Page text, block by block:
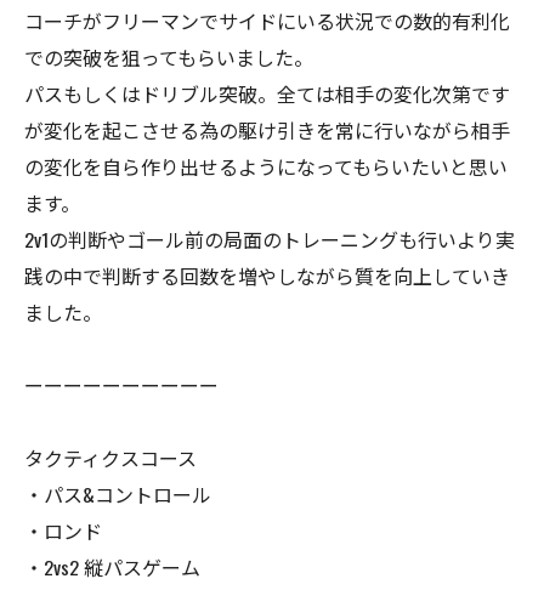
コーチがフリーマンでサイドにいる状況での数的有利化
での突破を狙ってもらいました。
パスもしくはドリブル突破。全ては相手の変化次第です
が変化を起こさせる為の駆け引きを常に行いながら相手
の変化を自ら作り出せるようになってもらいたいと思い
ます。
2v1の判断やゴール前の局面のトレーニングも行いより実
践の中で判断する回数を増やしながら質を向上していき
ました。
ーーーーーーーーーー
タクティクスコース
・パス&コントロール
・ロンド
・2vs2 縦パスゲーム